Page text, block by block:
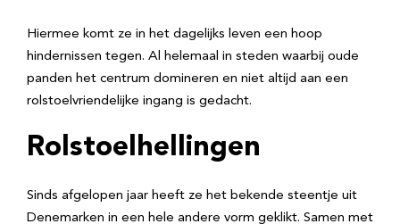
Hiermee komt ze in het dagelijks leven een hoop
hindernissen tegen. Al helemaal in steden waarbij oude
panden het centrum domineren en niet altijd aan een
rolstoelvriendelijke ingang is gedacht.
Rolstoelhellingen
Sinds afgelopen jaar heeft ze het bekende steentje uit
Denemarken in een hele andere vorm geklikt. Samen met